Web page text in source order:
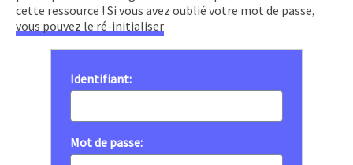
cette ressource ! Si vous avez oublié votre mot de passe,
vous pouvez le ré-initialiser
Identifiant:
Mot de passe: